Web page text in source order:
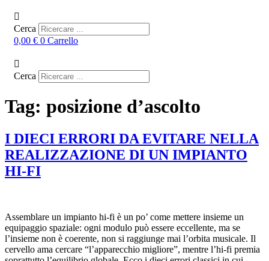
Cerca
0,00 € 0 Carrello
Cerca
Tag: posizione d’ascolto
I DIECI ERRORI DA EVITARE NELLA
REALIZZAZIONE DI UN IMPIANTO
HI-FI
Assemblare un impianto hi-fi è un po’ come mettere insieme un
equipaggio spaziale: ogni modulo può essere eccellente, ma se
l’insieme non è coerente, non si raggiunge mai l’orbita musicale. Il
cervello ama cercare “l’apparecchio migliore”, mentre l’hi-fi premia